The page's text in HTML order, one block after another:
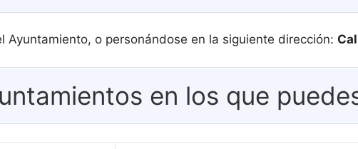
Ayuntamiento, o personándose en la siguiente dirección:
en los que